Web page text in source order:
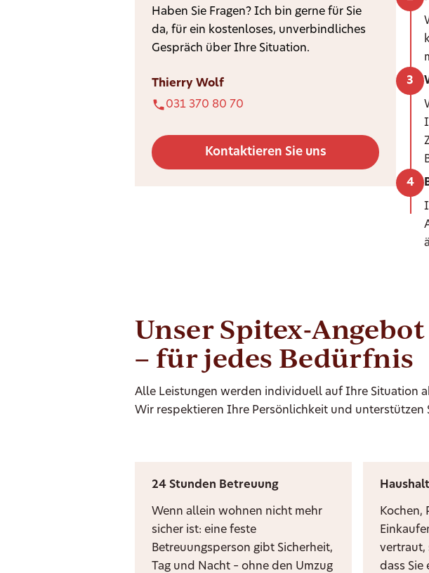
Haben Sie Fragen? Ich bin gerne für Sie
da, für ein kostenloses, unverbindliches
Gespräch über Ihre Situation.
Thierry Wolf
031 370 80 70
Kontaktieren Sie uns
Unser Spitex-
– für jedes Bedürfnis
Alle Leistungen werden individuell auf Ihre Situation
Wir respektieren Ihre Persönlichkeit und
24 Stunden Betreuung
Wenn allein wohnen nicht mehr
sicher ist: eine feste
Betreuungsperson gibt Sicherheit,
Tag und Nacht – ohne den Umzug
Kochen,
vertraut,
dass Sie